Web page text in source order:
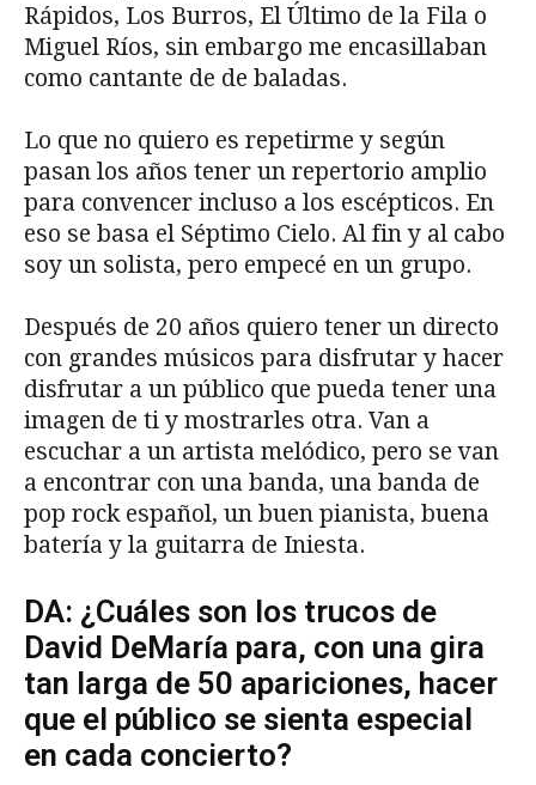
Rápidos, Los Burros, El Último de la Fila o
Miguel Ríos, sin embargo me encasillaban
como cantante de de baladas.
Lo que no quiero es repetirme y según
pasan los años tener un repertorio amplio
para convencer incluso a los escépticos. En
eso se basa el Séptimo Cielo. Al fin y al cabo
soy un solista, pero empecé en un grupo.
Después de 20 años quiero tener un directo
con grandes músicos para disfrutar y hacer
disfrutar a un público que pueda tener una
imagen de ti y mostrarles otra. Van a
escuchar a un artista melódico, pero se van
a encontrar con una banda, una banda de
pop rock español, un buen pianista, buena
batería y la guitarra de Iniesta.
DA: ¿Cuáles son los trucos de
David DeMaría para, con una gira
tan larga de 50 apariciones, hacer
que el público se sienta especial
en cada concierto?